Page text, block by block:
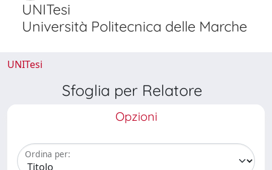
UNITesi
Università Politecnica delle Marche
UNITesi
Sfoglia per Relatore
Opzioni
Ordina per: